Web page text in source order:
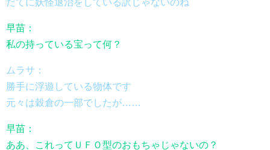
だてに妖怪退治をしている訳じゃないのね
早苗：
私の持っている宝って何？
ムラサ：
勝手に浮遊している物体です
元々は穀倉の一部でしたが……
早苗：
ああ、これってＵＦＯ型のおもちゃじゃないの？